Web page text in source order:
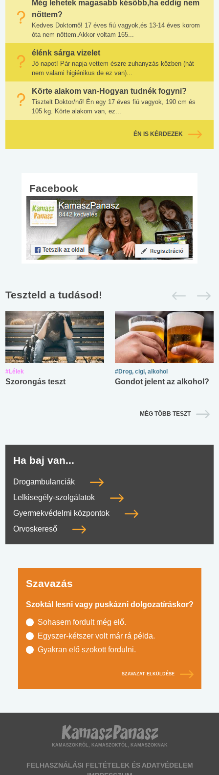
Még lehetek magasabb később,ha eddig nem
nőttem?
Kedves Doktornő! 17 éves fiú vagyok,és 13-14 éves korom
óta nem nőttem.Akkor voltam 165...
élénk sárga vizelet
Jó napot! Pár napja vettem észre zuhanyzás közben (hát
nem valami higiénikus de ez van)...
Körte alakom van-Hogyan tudnék fogyni?
Tisztelt Doktor/nő! Én egy 17 éves fiú vagyok, 190 cm és
105 kg. Körte alakom van, ez...
ÉN IS KÉRDEZEK
Facebook
Teszteld a tudásod!
#Lélek
Szorongás teszt
#Drog, cigi, alkohol
Gondot jelent az alkohol?
MÉG TÖBB TESZT
Ha baj van...
Drogambulanciák
Lelkisegély-szolgálatok
Gyermekvédelmi központok
Orvoskereső
Szavazás
Szoktál lesni vagy puskázni dolgozatíráskor?
Sohasem fordult még elő.
Egyszer-kétszer volt már rá példa.
Gyakran elő szokott fordulni.
SZAVAZAT ELKÜLDÉSE
KAMASZOKRÓL, KAMASZOKTÓL, KAMASZOKNAK
FELHASZNÁLÁSI FELTÉTELEK ÉS ADATVÉDELEM